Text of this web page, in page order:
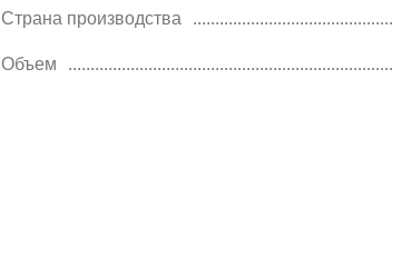
Страна производства
Объем